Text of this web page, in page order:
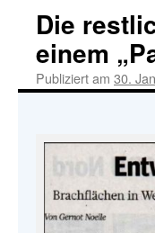
Die
einem
Publiziert am 30.